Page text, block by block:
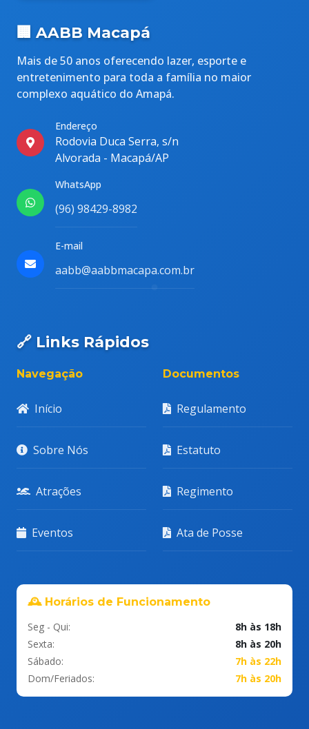
🏢 AABB Macapá
Mais de 50 anos oferecendo lazer, esporte e
entretenimento para toda a família no maior
complexo aquático do Amapá.
Endereço
Rodovia Duca Serra, s/n
Alvorada - Macapá/AP
WhatsApp
(96) 98429-8982
E-mail
aabb@aabbmacapa.com.br
🔗 Links Rápidos
Navegação
Início
Sobre Nós
Atrações
Eventos
Documentos
Regulamento
Estatuto
Regimento
Ata de Posse
🕰️ Horários de Funcionamento
Seg - Qui:
8h às 18h
Sexta:
8h às 20h
Sábado:
7h às 22h
Dom/Feriados:
7h às 20h